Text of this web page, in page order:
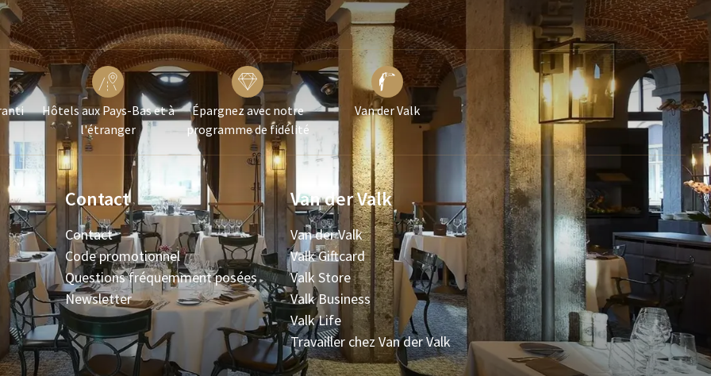
Hôtels aux Pays-Bas et à
l'étranger
Épargnez avec notre
programme de fidélité
Van der Valk
Contact
Contact
Code promotionnel
Questions fréquemment posées
Newsletter
Van der Valk
Van der Valk
Valk Giftcard
Valk Store
Valk Business
Valk Life
Travailler chez Van der Valk